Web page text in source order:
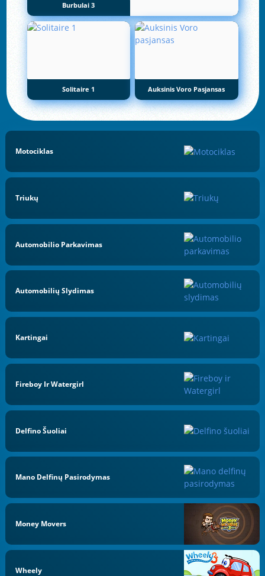
Burbulai 3
Solitaire 1 Auksinis Voro Pasjansas
Motociklas
Triukų
Automobilio Parkavimas
Automobilių Slydimas
Kartingai
Fireboy Ir Watergirl
Delfino Šuoliai
Mano Delfinų Pasirodymas
Money Movers
Wheely